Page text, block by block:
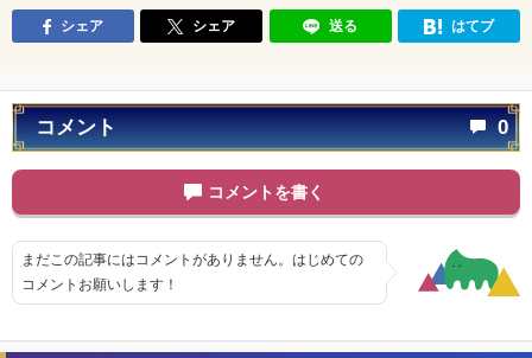
シェア シェア 送る はてブ
コメント 0
コメントを書く
まだこの記事にはコメントがありません。はじめての
コメントお願いします！